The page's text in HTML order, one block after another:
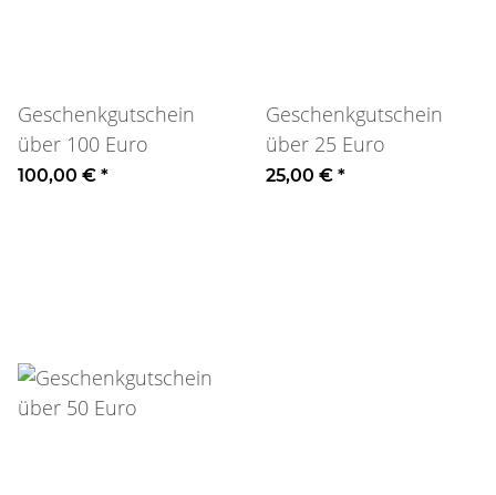
Geschenkgutschein
über 100 Euro
100,00 € *
Geschenkgutschein
über 25 Euro
25,00 € *